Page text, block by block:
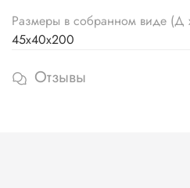
Размеры в собранном виде
45х40х200
Отзывы